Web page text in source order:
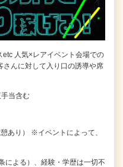
etc 人気×レアイベント会場での
さんに対して入り口の誘導や席
当含む
あり） ※イベントによって、
による）、経験・学歴は一切不